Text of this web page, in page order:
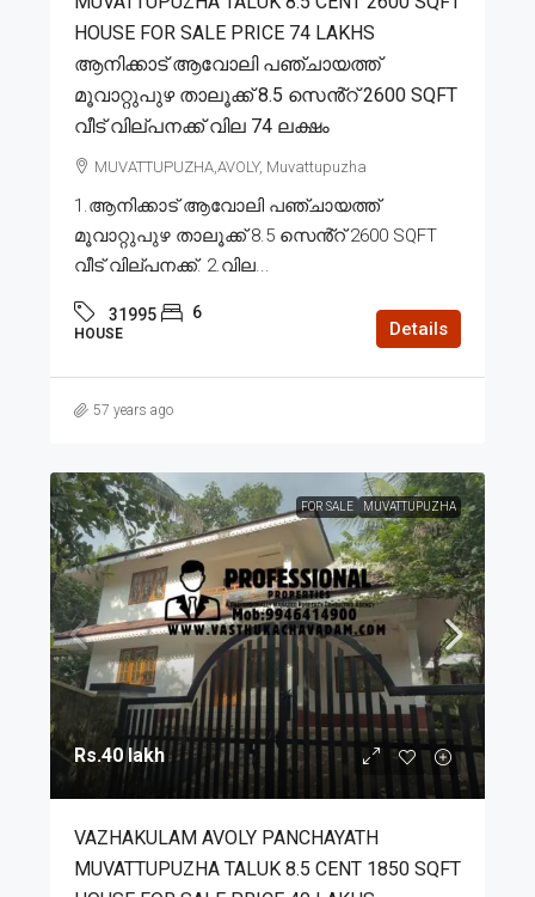
HOUSE FOR SALE PRICE 74 LAKHS
ആനിക്കാട് ആവോലി പഞ്ചായത്ത്
മൂവാറ്റുപുഴ താലൂക്ക് 8.5 സെൻ്റ് 2600 SQFT
വീട് വില്പനക്ക് വില 74 ലക്ഷം
MUVATTUPUZHA,AVOLY, Muvattupuzha
1.ആനിക്കാട് ആവോലി പഞ്ചായത്ത്
മൂവാറ്റുപുഴ താലൂക്ക് 8.5 സെൻ്റ് 2600 SQFT
വീട് വില്പനക്ക്. 2.വില...
31995 6
HOUSE Details
57 years ago
FOR SALE MUVATTUPUZHA
Rs.40 lakh
VAZHAKULAM AVOLY PANCHAYATH
MUVATTUPUZHA TALUK 8.5 CENT 1850 SQFT